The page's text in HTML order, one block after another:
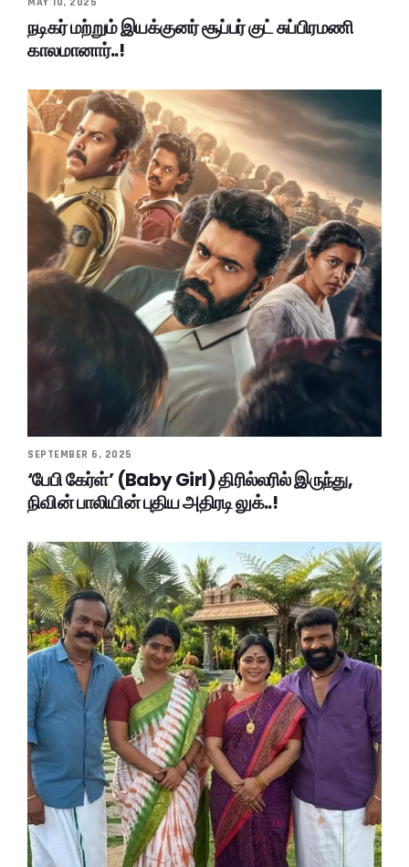
நடிகர் மற்றும் இயக்குனர் சூப்பர் குட் சுப்பிரமணி
காலமானார்..!
SEPTEMBER 6, 2025
‘பேபி கேர்ள்’ (Baby Girl) திரில்லரில் இருந்து,
நிவின் பாலியின் புதிய அதிரடி லுக்..!